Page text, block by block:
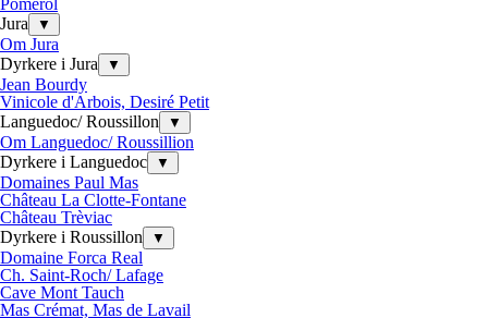
Pomerol
Jura
▼
Om Jura
Dyrkere i Jura
▼
Jean Bourdy
Vinicole d'Arbois, Desiré Petit
Languedoc/ Roussillon
▼
Om Languedoc/ Roussillion
Dyrkere i Languedoc
▼
Domaines Paul Mas
Château La Clotte-Fontane
Château Trèviac
Dyrkere i Roussillon
▼
Domaine Forca Real
Ch. Saint-Roch/ Lafage
Cave Mont Tauch
Mas Crémat, Mas de Lavail